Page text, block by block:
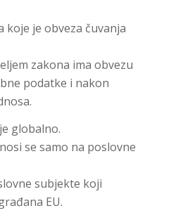
koje je obveza čuvanja
zakona ima obvezu
podatke i nakon
globalno.
se samo na poslovne
subjekte koji
EU.